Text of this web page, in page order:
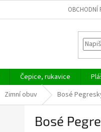
OBCHODNÍ
Čepice, rukavice
Zimní obuv Bosé
Bosé